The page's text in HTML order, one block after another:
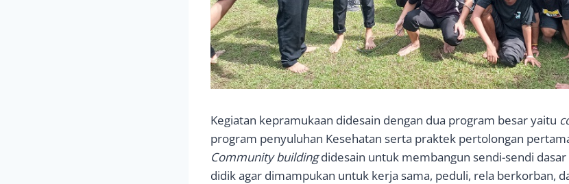
Kegiatan kepramukaan didesain dengan dua program besar yaitu
program penyuluhan Kesehatan serta praktek pertolongan
Community buildingdidesain untuk membangun sendi-sendi
didik agar dimampukan untuk kerja sama, peduli, rela berkorban,